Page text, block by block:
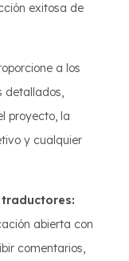
exitosa de
a los
detallados,
proyecto, la
y cualquier
abierta con
comentarios,